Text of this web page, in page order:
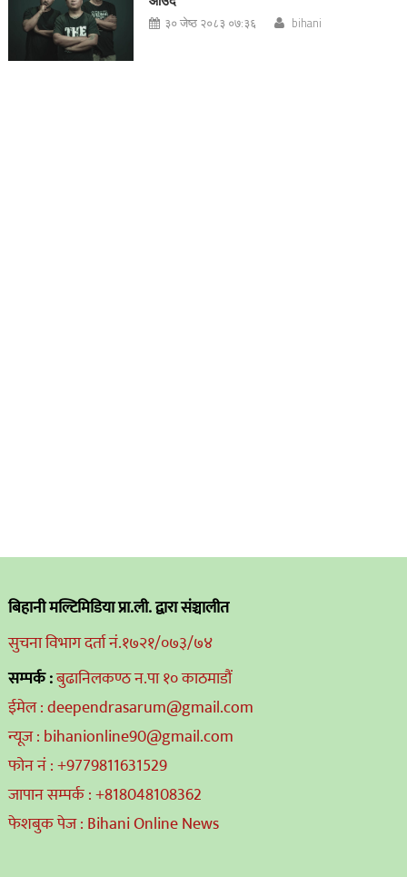
३० जेष्ठ २०८३ ०७:३६ bihani
बिहानी मल्टिमिडिया प्रा.ली. द्वारा संञ्चालीत
सुचना विभाग दर्ता नं.१७२१/०७३/७४
सम्पर्क :बुढानिलकण्ठ न.पा १० काठमाडौं
ईमेल : deependrasarum@gmail.com
न्यूज : bihanionline90@gmail.com
फोन नं : +9779811631529
जापान सम्पर्क : +818048108362
फेशबुक पेज : Bihani Online News